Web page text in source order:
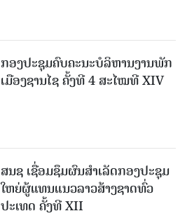
ກອງປະຊຸມຄົບຄະນະບໍລິຫານງານພັກ
ເມືອງຊານ​ໄຊ ຄັ້ງທີ 4 ສະໄໝທີ XIV
ສນຊ ເຊື່ອມຊຶມຜົນສໍາເລັດກອງປະຊຸມ
ໃຫຍ່ຜູ້ແທນແນວລາວສ້າງຊາດທົ່ວ
ປະເທດ ຄັ້ງທີ XII